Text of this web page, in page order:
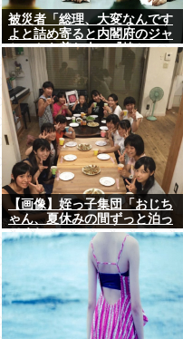
被災者「総理、大変なんです
よと詰め寄ると内閣府のジャ
ケットを着た人に『静かに 』
とすごまれた」
【画像】姪っ子集団「おじち
ゃん、夏休みの間ずっと泊っ
てくね」